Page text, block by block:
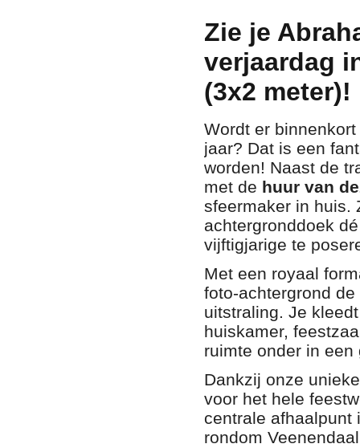
Zie je
verjaardag
(3x2 meter)!
Wordt er
jaar? Dat is een
worden! Naast de
met de huur van
sfeermaker in huis.
achtergronddoek
vijftigjarige te
Met een royaal
foto-achtergrond
uitstraling. Je
huiskamer,
ruimte onder in
Dankzij onze
voor het hele
centrale afhaalpunt
rondom